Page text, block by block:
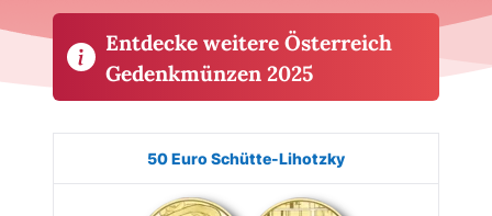
Entdecke weitere Österreich
Gedenkmünzen 2025
Bild Ausgabe Auflage
50 Euro Schütte-Lihotzky